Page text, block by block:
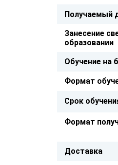
Получаемый
Занесение
образовании
Обучение на
Формат
Срок
Формат
Доставка